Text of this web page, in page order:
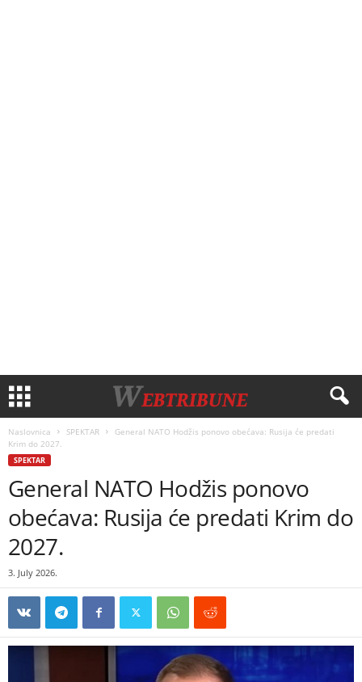
Naslovnica SPEKTAR
General NATO Hodžis ponovo obećava: Rusija će predati
Krim do 2027.
SPEKTAR
General NATO Hodžis ponovo
obećava: Rusija će predati Krim do
2027.
3. July 2026.